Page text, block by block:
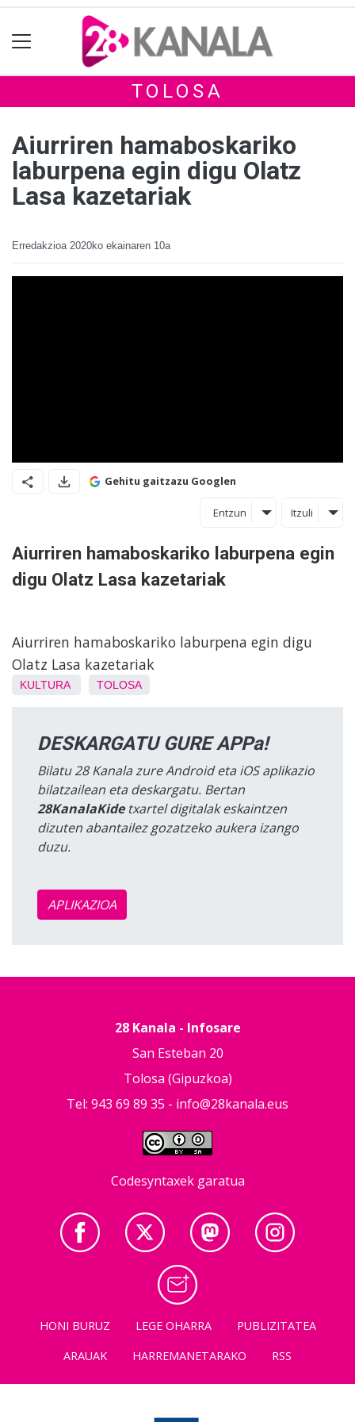
TOLOSA
Aiurriren hamaboskariko
laburpena egin digu Olatz
Lasa kazetariak
Erredakzioa 2020ko ekainaren 10a
Gehitu gaitzazu Googlen
Entzun Itzuli
Aiurriren hamaboskariko laburpena egin
digu Olatz Lasa kazetariak
Aiurriren hamaboskariko laburpena egin digu
Olatz Lasa kazetariak
KULTURA TOLOSA
DESKARGATU GURE APPa!
Bilatu 28 Kanala zure Android eta iOS aplikazio
bilatzailean eta deskargatu. Bertan
28KanalaKidetxartel digitalak eskaintzen
dizuten abantailez gozatzeko aukera izango
duzu.
APLIKAZIOA
28 Kanala - Infosare
San Esteban 20
Tolosa (Gipuzkoa)
Tel: 943 69 89 35 - info@28kanala.eus
Codesyntaxek garatua
HONI BURUZ LEGE OHARRA
PUBLIZITATEA
ARAUAK
HARREMANETARAKO RSS